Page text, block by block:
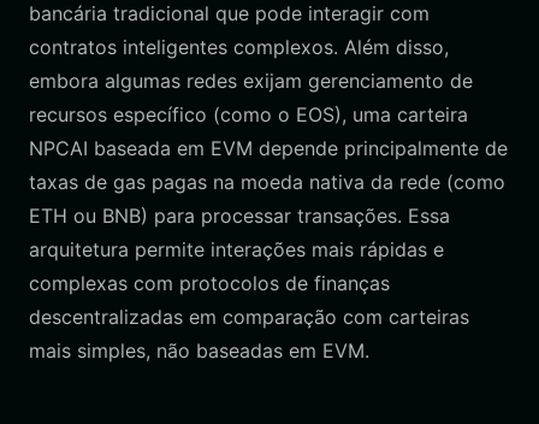
bancária tradicional que pode interagir com
contratos inteligentes complexos. Além disso,
embora algumas redes exijam gerenciamento de
recursos específico (como o EOS), uma carteira
NPCAI baseada em EVM depende principalmente de
taxas de gas pagas na moeda nativa da rede (como
ETH ou BNB) para processar transações. Essa
arquitetura permite interações mais rápidas e
complexas com protocolos de finanças
descentralizadas em comparação com carteiras
mais simples, não baseadas em EVM.